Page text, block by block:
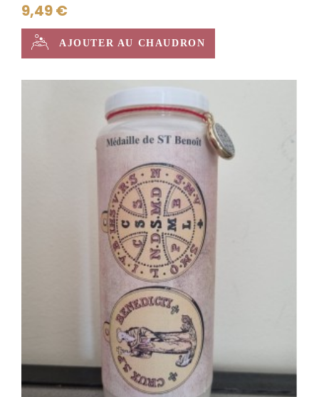
9,49 €
AJOUTER AU CHAUDRON